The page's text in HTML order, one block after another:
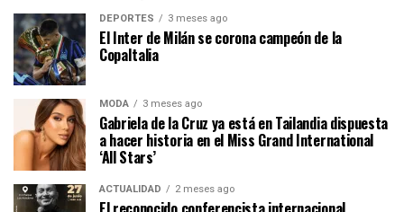
DEPORTES 3 meses ago
El Inter de Milán se corona campeón de la
CopaItalia
MODA 3 meses ago
Gabriela de la Cruz ya está en Tailandia dispuesta
a hacer historia en el Miss Grand International
‘All Stars’
ACTUALIDAD 2 meses ago